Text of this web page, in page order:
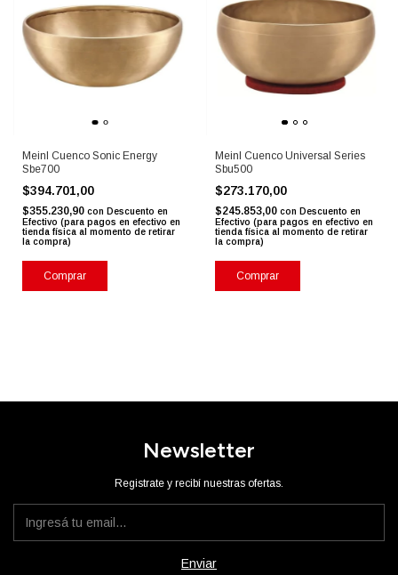
Meinl Cuenco Sonic Energy
Sbe700
$394.701,00
$355.230,90 con Descuento en
Efectivo (para pagos en efectivo en
tienda física al momento de retirar
la compra)
Meinl Cuenco Universal Series
Sbu500
$273.170,00
$245.853,00 con Descuento en
Efectivo (para pagos en efectivo en
tienda física al momento de retirar
la compra)
Newsletter
Registrate y recibí nuestras ofertas.